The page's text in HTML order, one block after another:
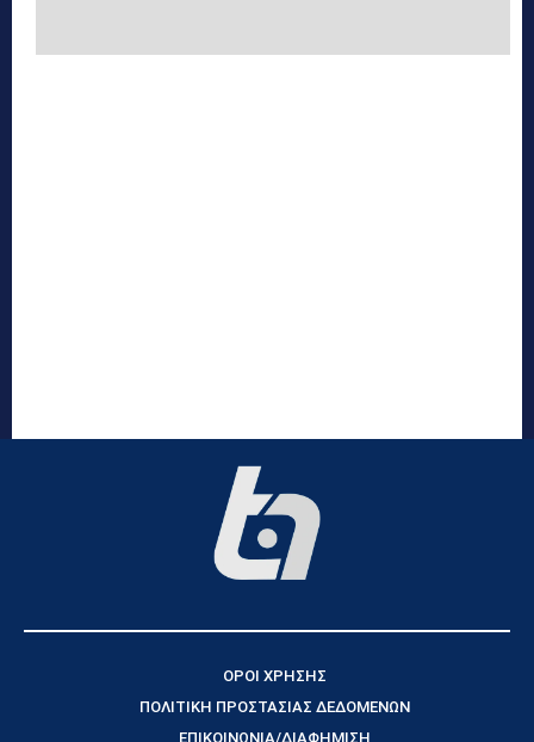
ΟΡΟΙ ΧΡΗΣΗΣ
ΠΟΛΙΤΙΚΗ ΠΡΟΣΤΑΣΙΑΣ ΔΕΔΟΜΕΝΩΝ
ΕΠΙΚΟΙΝΩΝΙΑ/ΔΙΑΦΗΜΙΣΗ